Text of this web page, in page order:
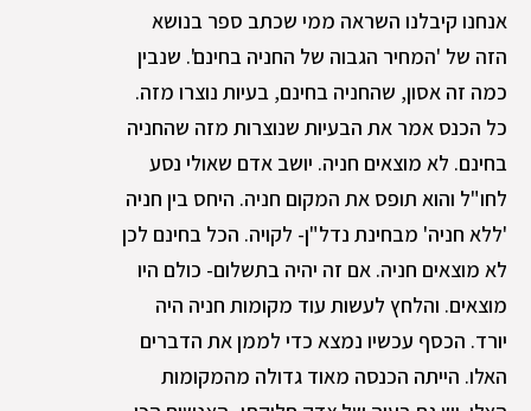
אנחנו קיבלנו השראה ממי שכתב ספר בנושא
הזה של 'המחיר הגבוה של החניה בחינם'. שנבין
כמה זה אסון, שהחניה בחינם, בעיות נוצרו מזה.
כל הכנס אמר את הבעיות שנוצרות מזה שהחניה
בחינם. לא מוצאים חניה. יושב אדם שאולי נסע
לחו"ל והוא תופס את המקום חניה. היחס בין חניה
'ללא חניה' מבחינת נדל"ן- לקויה. הכל בחינם לכן
לא מוצאים חניה. אם זה יהיה בתשלום- כולם היו
מוצאים. והלחץ לעשות עוד מקומות חניה היה
יורד. הכסף עכשיו נמצא כדי לממן את הדברים
האלו. הייתה הכנסה מאוד גדולה מהמקומות